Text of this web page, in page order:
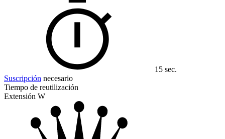
15 sec.
Suscripción necesario
Tiempo de reutilización
Extensión W